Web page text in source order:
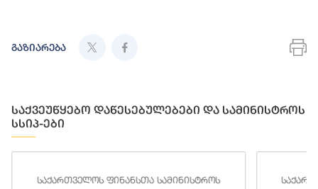
გაზიარება
საქვეუწყებო დაწესებულებები და სამინისტროს
სსიპ-ები
საქართველოს ფინანსთა სამინისტროს